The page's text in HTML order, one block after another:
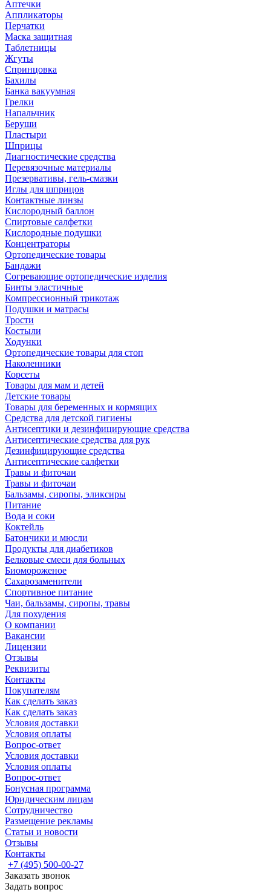
Аптечки
Аппликаторы
Перчатки
Маска защитная
Таблетницы
Жгуты
Спринцовка
Бахилы
Банка вакуумная
Грелки
Напальчник
Беруши
Пластыри
Шприцы
Диагностические средства
Перевязочные материалы
Презервативы, гель-смазки
Иглы для шприцов
Контактные линзы
Кислородный баллон
Спиртовые салфетки
Кислородные подушки
Концентраторы
Ортопедические товары
Бандажи
Согревающие ортопедические изделия
Бинты эластичные
Компрессионный трикотаж
Подушки и матрасы
Трости
Костыли
Ходунки
Ортопедические товары для стоп
Наколенники
Корсеты
Товары для мам и детей
Детские товары
Товары для беременных и кормящих
Средства для детской гигиены
Антисептики и дезинфицирующие средства
Антисептические средства для рук
Дезинфицирующие средства
Антисептические салфетки
Травы и фиточаи
Травы и фиточаи
Бальзамы, сиропы, эликсиры
Питание
Вода и соки
Коктейль
Батончики и мюсли
Продукты для диабетиков
Белковые смеси для больных
Биомороженое
Сахарозаменители
Спортивное питание
Чаи, бальзамы, сиропы, травы
Для похудения
О компании
Вакансии
Лицензии
Отзывы
Реквизиты
Контакты
Покупателям
Как сделать заказ
Как сделать заказ
Условия доставки
Условия оплаты
Вопрос-ответ
Условия доставки
Условия оплаты
Вопрос-ответ
Бонусная программа
Юридическим лицам
Сотрудничество
Размещение рекламы
Статьи и новости
Отзывы
Контакты
+7 (495) 500-00-27
Заказать звонок
Задать вопрос